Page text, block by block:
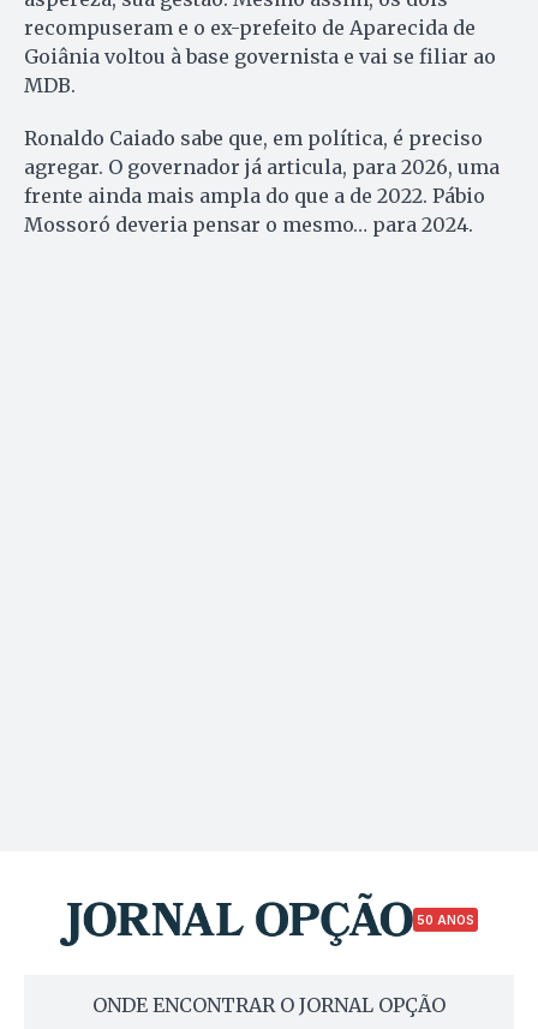
recompuseram e o ex-prefeito de Aparecida de
Goiânia voltou à base governista e vai se filiar ao
MDB.
Ronaldo Caiado sabe que, em política, é preciso
agregar. O governador já articula, para 2026, uma
frente ainda mais ampla do que a de 2022. Pábio
Mossoró deveria pensar o mesmo… para 2024.
50 ANOS
ONDE ENCONTRAR O JORNAL OPÇÃO